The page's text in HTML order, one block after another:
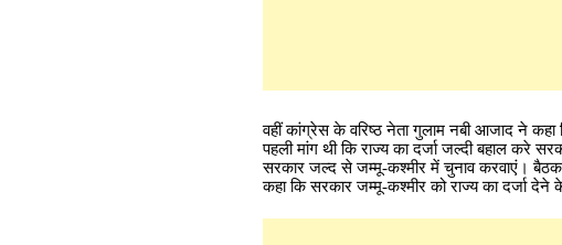
वहीं कांग्रेस के वरिष्ठ नेता गुलाम नबी आजाद ने
पहली मांग थी कि राज्य का दर्जा जल्दी बहाल करे
सरकार जल्द से जम्मू-कश्मीर में चुनाव करवाएं। बैठक
कहा कि सरकार जम्मू-कश्मीर को राज्य का दर्जा देने